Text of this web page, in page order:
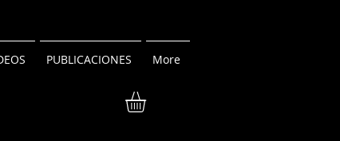
PUBLICACIONES More